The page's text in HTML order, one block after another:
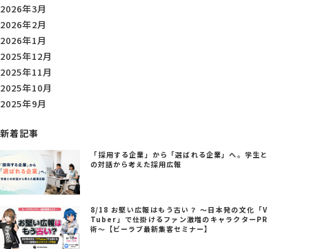
2026年3月
2026年2月
2026年1月
2025年12月
2025年11月
2025年10月
2025年9月
新着記事
「採用する企業」から「選ばれる企業」へ。学生と
の対話から考えた採用広報
8/18 お堅い広報はもう古い？ ～日本発の文化「V
Tuber」で仕掛けるファン激増のキャラクターPR
術～【ビーラブ最新集客セミナー】